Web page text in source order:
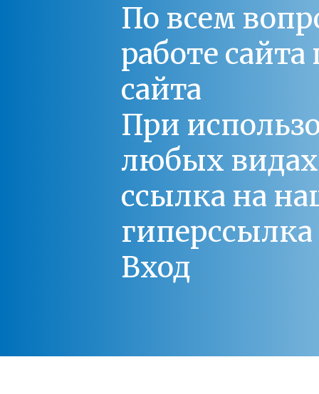
По всем
работе
сайта
При
любых
ссылка на
Вход